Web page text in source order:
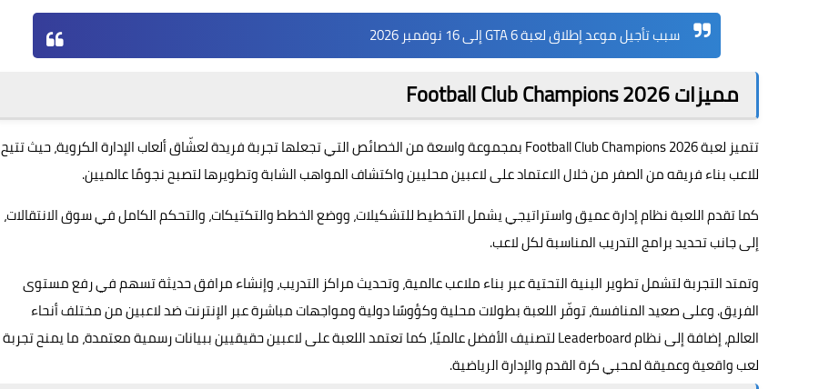
سبب تأجيل موعد إطلاق لعبة GTA 6 إلى 16 نوفمبر 2026
مميزات Football Club Champions 2026
تتميز لعبة Football Club Champions 2026 بمجموعة واسعة من الخصائص التي تجعلها تجربة فريدة لعشّاق ألعاب الإدارة الكروية، حيث تتيح
للاعب بناء فريقه من الصفر من خلال الاعتماد على لاعبين محليين واكتشاف المواهب الشابة وتطويرها لتصبح نجومًا عالميين.
كما تقدم اللعبة نظام إدارة عميق واستراتيجي يشمل التخطيط للتشكيلات، ووضع الخطط والتكتيكات، والتحكم الكامل في سوق الانتقالات،
إلى جانب تحديد برامج التدريب المناسبة لكل لاعب.
وتمتد التجربة لتشمل تطوير البنية التحتية عبر بناء ملاعب عالمية، وتحديث مراكز التدريب، وإنشاء مرافق حديثة تسهم في رفع مستوى
الفريق. وعلى صعيد المنافسة، توفّر اللعبة بطولات محلية وكؤوسًا دولية ومواجهات مباشرة عبر الإنترنت ضد لاعبين من مختلف أنحاء
العالم، إضافة إلى نظام Leaderboard لتصنيف الأفضل عالميًا، كما تعتمد اللعبة على لاعبين حقيقيين ببيانات رسمية معتمدة، ما يمنح تجربة
لعب واقعية وعميقة لمحبي كرة القدم والإدارة الرياضية.